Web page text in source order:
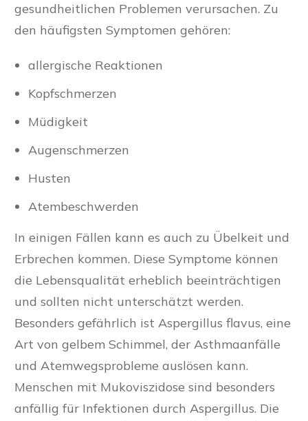
gesundheitlichen Problemen verursachen. Zu
den häufigsten Symptomen gehören:
allergische Reaktionen
Kopfschmerzen
Müdigkeit
Augenschmerzen
Husten
Atembeschwerden
In einigen Fällen kann es auch zu Übelkeit und
Erbrechen kommen. Diese Symptome können
die Lebensqualität erheblich beeinträchtigen
und sollten nicht unterschätzt werden.
Besonders gefährlich ist Aspergillus flavus, eine
Art von gelbem Schimmel, der Asthmaanfälle
und Atemwegsprobleme auslösen kann.
Menschen mit Mukoviszidose sind besonders
anfällig für Infektionen durch Aspergillus. Die